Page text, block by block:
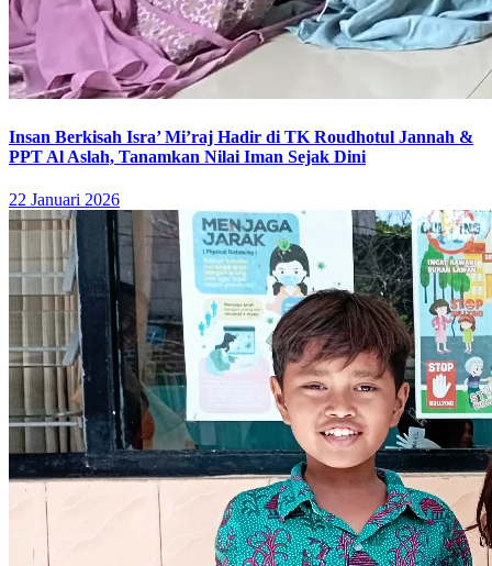
Insan Berkisah Isra’ Mi’raj Hadir di TK Roudhotul Jannah &
PPT Al Aslah, Tanamkan Nilai Iman Sejak Dini
22 Januari 2026